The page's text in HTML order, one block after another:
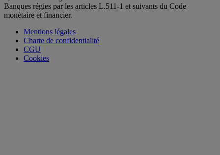
Banques régies par les articles L.511-1 et suivants du Code
monétaire et financier.
Mentions légales
Charte de confidentialité
CGU
Cookies